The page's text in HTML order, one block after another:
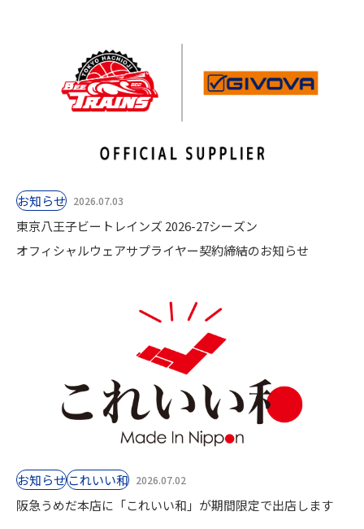
お知らせ 2026.07.03
東京八王子ビートレインズ 2026-27シーズン
オフィシャルウェアサプライヤー契約締結のお知らせ
お知らせこれいい和 2026.07.02
阪急うめだ本店に「これいい和」が期間限定で出店します